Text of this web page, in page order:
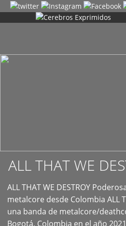
ALL THAT WE
ALL THAT WE DESTROY
metalcore desde Colombia ALL
una banda de metalcore/
Bogotá, Colombia en el año